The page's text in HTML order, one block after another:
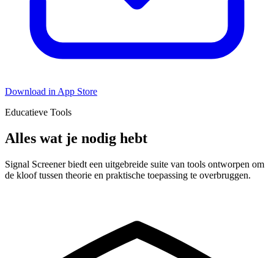
Download in App Store
Educatieve Tools
Alles wat je nodig hebt
Signal Screener biedt een uitgebreide suite van tools ontworpen om
de kloof tussen theorie en praktische toepassing te overbruggen.